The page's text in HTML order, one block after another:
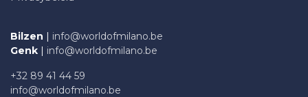
Bilzen | info@worldofmilano.be
Genk | info@worldofmilano.be
+32 89 41 44 59
info@worldofmilano.be